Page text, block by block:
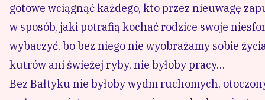
gotowe wciągnąć każdego, kto przez nieuwagę
w sposób, jaki potrafią kochać rodzice swoje
wybaczyć, bo bez niego nie wyobrażamy sobie
kutrów ani świeżej ryby, nie byłoby pracy…
Bez Bałtyku nie byłoby wydm ruchomych,